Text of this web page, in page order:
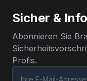
Sicher &
Abonnieren Sie
Profis.